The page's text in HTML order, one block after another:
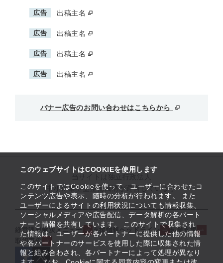
このウェブサイトはCOOKIEを使用します
このサイトではCookieを使って、ユーザーに合わせたコ
ンテンツ広告や表示、随時の分析が行われます。 また
ユーザーによるサイトの利用状況についても情報収集、
ソーシャルメディアや広告配信、データ解析の各パート
ナーと情報を共有しています。 このサイトで収集され
た情報は、ユーザーが各パートナーに提供した他の情報
や各パートナーのサービスを使用した際に収集された情
報と組み合わされ、各パートナーによって処理が異なり
広告 出稿主名
広告 出稿主名
広告 出稿主名
広告 出稿主名
バナー広告のお問い合わせはこちらから
中小企業基盤整備機構が運営しています
経営課題解決メニュー 支援情報ヘッドライン
起業支援
取組事例